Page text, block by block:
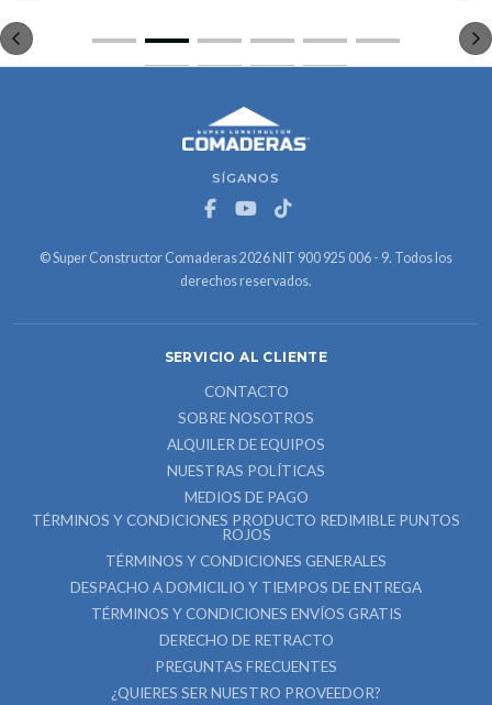
SÍGANOS
© Super Constructor Comaderas 2026 NIT 900 925 006 - 9. Todos los
derechos reservados.
SERVICIO AL CLIENTE
CONTACTO
SOBRE NOSOTROS
ALQUILER DE EQUIPOS
NUESTRAS POLÍTICAS
MEDIOS DE PAGO
TÉRMINOS Y CONDICIONES PRODUCTO REDIMIBLE PUNTOS
ROJOS
TÉRMINOS Y CONDICIONES GENERALES
DESPACHO A DOMICILIO Y TIEMPOS DE ENTREGA
TÉRMINOS Y CONDICIONES ENVÍOS GRATIS
DERECHO DE RETRACTO
PREGUNTAS FRECUENTES
¿QUIERES SER NUESTRO PROVEEDOR?